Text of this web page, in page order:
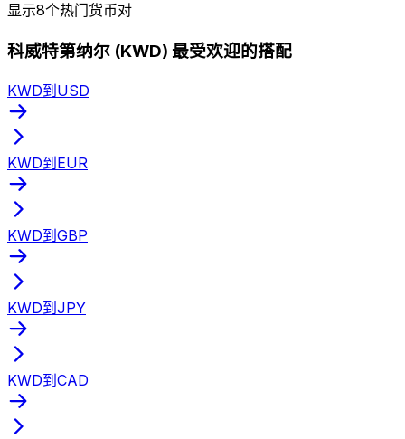
显示8个热门货币对
科威特第纳尔 (KWD) 最受欢迎的搭配
KWD到USD
KWD到EUR
KWD到GBP
KWD到JPY
KWD到CAD